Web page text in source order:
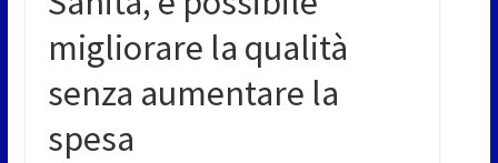
migliorare la qualità
senza aumentare la
spesa